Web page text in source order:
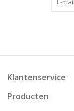
Klantenservice
Producten